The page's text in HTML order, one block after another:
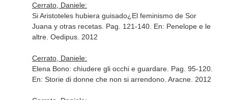
Cerrato, Daniele:
Si Aristoteles hubiera guisado¿El feminismo de Sor
Juana y otras recetas. Pag. 121-140. En: Penelope e le
altre. Oedipus. 2012
Cerrato, Daniele:
Elena Bono: chiudere gli occhi e guardare. Pag. 95-120.
En: Storie di donne che non si arrendono. Aracne. 2012